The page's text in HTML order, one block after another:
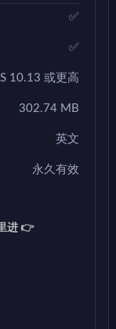
✅
✅
10.13 或更高
302.74 MB
英文
永久有效
进 👉